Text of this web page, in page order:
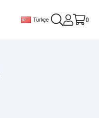
Türkçe 0